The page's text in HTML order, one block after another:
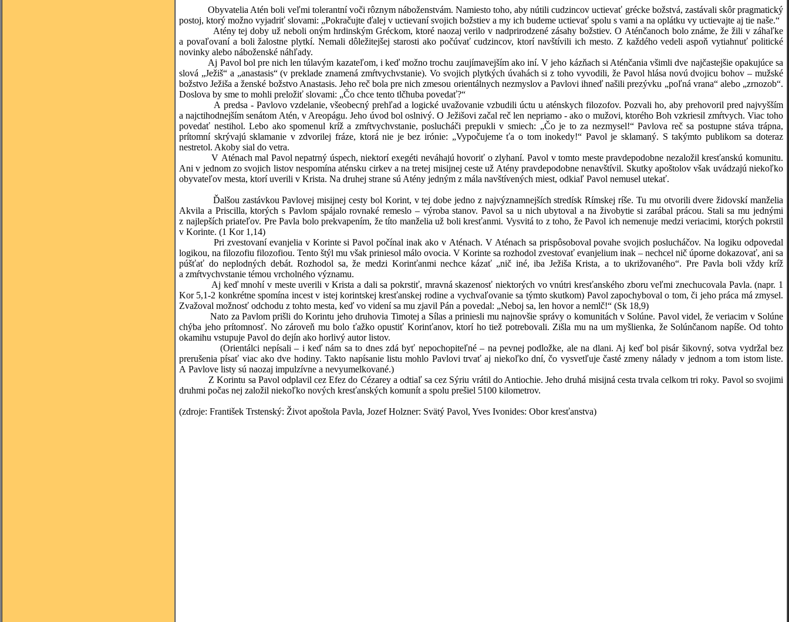
Obyvatelia Atén boli veľmi tolerantní voči rôznym náboženstvám. Namiesto toho, aby nútili cudzincov uctievať grécke božstvá, zastávali skôr pragmatický
postoj, ktorý možno vyjadriť slovami: „Pokračujte ďalej v uctievaní svojich božstiev a my ich budeme uctievať spolu s vami a na oplátku vy uctievajte aj tie naše.“
Atény tej doby už neboli oným hrdinským Gréckom, ktoré naozaj verilo v nadprirodzené zásahy božstiev. O Aténčanoch bolo známe, že žili v záhaľke
a povaľovaní a boli žalostne plytkí. Nemali dôležitejšej starosti ako počúvať cudzincov, ktorí navštívili ich mesto. Z každého vedeli aspoň vytiahnuť politické
novinky alebo náboženské náhľady.
Aj Pavol bol pre nich len túlavým kazateľom, i keď možno trochu zaujímavejším ako iní. V jeho kázňach si Aténčania všimli dve najčastejšie opakujúce sa
slová „Ježiš“ a „anastasis“ (v preklade znamená zmŕtvychvstanie). Vo svojich plytkých úvahách si z toho vyvodili, že Pavol hlása novú dvojicu bohov – mužské
božstvo Ježiša a ženské božstvo Anastasis. Jeho reč bola pre nich zmesou orientálnych nezmyslov a Pavlovi ihneď našili prezývku „poľná vrana“ alebo „zrnozob“.
Doslova by sme to mohli preložiť slovami: „Čo chce tento tlčhuba povedať?“
A predsa - Pavlovo vzdelanie, všeobecný prehľad a logické uvažovanie vzbudili úctu u aténskych filozofov. Pozvali ho, aby prehovoril pred najvyšším
a najctihodnejším senátom Atén, v Areopágu. Jeho úvod bol oslnivý. O Ježišovi začal reč len nepriamo - ako o mužovi, ktorého Boh vzkriesil zmŕtvych. Viac toho
povedať nestihol. Lebo ako spomenul kríž a zmŕtvychvstanie, poslucháči prepukli v smiech: „Čo je to za nezmysel!“ Pavlova reč sa postupne stáva trápna,
prítomní skrývajú sklamanie v zdvorilej fráze, ktorá nie je bez irónie: „Vypočujeme ťa o tom inokedy!“ Pavol je sklamaný. S takýmto publikom sa doteraz
nestretol. Akoby sial do vetra.
V Aténach mal Pavol nepatrný úspech, niektorí exegéti neváhajú hovoriť o zlyhaní. Pavol v tomto meste pravdepodobne nezaložil kresťanskú komunitu.
Ani v jednom zo svojich listov nespomína aténsku cirkev a na tretej misijnej ceste už Atény pravdepodobne nenavštívil. Skutky apoštolov však uvádzajú niekoľko
obyvateľov mesta, ktorí uverili v Krista. Na druhej strane sú Atény jedným z mála navštívených miest, odkiaľ Pavol nemusel utekať.
Ďalšou zastávkou Pavlovej misijnej cesty bol Korint, v tej dobe jedno z najvýznamnejších stredísk Rímskej ríše. Tu mu otvorili dvere židovskí manželia
Akvila a Priscilla, ktorých s Pavlom spájalo rovnaké remeslo – výroba stanov. Pavol sa u nich ubytoval a na živobytie si zarábal prácou. Stali sa mu jednými
z najlepších priateľov. Pre Pavla bolo prekvapením, že títo manželia už boli kresťanmi. Vysvitá to z toho, že Pavol ich nemenuje medzi veriacimi, ktorých pokrstil
v Korinte. (1 Kor 1,14)
Pri zvestovaní evanjelia v Korinte si Pavol počínal inak ako v Aténach. V Aténach sa prispôsoboval povahe svojich poslucháčov. Na logiku odpovedal
logikou, na filozofiu filozofiou. Tento štýl mu však priniesol málo ovocia. V Korinte sa rozhodol zvestovať evanjelium inak – nechcel nič úporne dokazovať, ani sa
púšťať do neplodných debát. Rozhodol sa, že medzi Korinťanmi nechce kázať „nič iné, iba Ježiša Krista, a to ukrižovaného“. Pre Pavla boli vždy kríž
a zmŕtvychvstanie témou vrcholného významu.
Aj keď mnohí v meste uverili v Krista a dali sa pokrstiť, mravná skazenosť niektorých vo vnútri kresťanského zboru veľmi znechucovala Pavla. (napr. 1
Kor 5,1-2 konkrétne spomína incest v istej korintskej kresťanskej rodine a vychvaľovanie sa týmto skutkom) Pavol zapochyboval o tom, či jeho práca má zmysel.
Zvažoval možnosť odchodu z tohto mesta, keď vo videní sa mu zjavil Pán a povedal: „Neboj sa, len hovor a nemlč!“ (Sk 18,9)
Nato za Pavlom prišli do Korintu jeho druhovia Timotej a Sílas a priniesli mu najnovšie správy o komunitách v Solúne. Pavol videl, že veriacim v Solúne
chýba jeho prítomnosť. No zároveň mu bolo ťažko opustiť Korinťanov, ktorí ho tiež potrebovali. Zišla mu na um myšlienka, že Solúnčanom napíše. Od tohto
okamihu vstupuje Pavol do dejín ako horlivý autor listov.
(Orientálci nepísali – i keď nám sa to dnes zdá byť nepochopiteľné – na pevnej podložke, ale na dlani. Aj keď bol pisár šikovný, sotva vydržal bez
prerušenia písať viac ako dve hodiny. Takto napísanie listu mohlo Pavlovi trvať aj niekoľko dní, čo vysvetľuje časté zmeny nálady v jednom a tom istom liste.
A Pavlove listy sú naozaj impulzívne a nevyumelkované.)
Z Korintu sa Pavol odplavil cez Efez do Cézarey a odtiaľ sa cez Sýriu vrátil do Antiochie. Jeho druhá misijná cesta trvala celkom tri roky. Pavol so svojimi
druhmi počas nej založil niekoľko nových kresťanských komunít a spolu prešiel 5100 kilometrov.
(zdroje: František Trstenský: Život apoštola Pavla, Jozef Holzner: Svätý Pavol, Yves Ivonides: Obor kresťanstva)